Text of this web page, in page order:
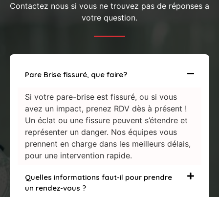
Contactez nous si vous ne trouvez pas de réponses a
votre question.
Pare Brise fissuré, que faire?
Si votre pare-brise est fissuré, ou si vous
avez un impact, prenez RDV dès à présent !
Un éclat ou une fissure peuvent s’étendre et
représenter un danger. Nos équipes vous
prennent en charge dans les meilleurs délais,
pour une intervention rapide.
Quelles informations faut-il pour prendre
un rendez-vous ?